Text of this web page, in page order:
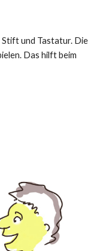
und Tastatur. Die
Das hilft beim